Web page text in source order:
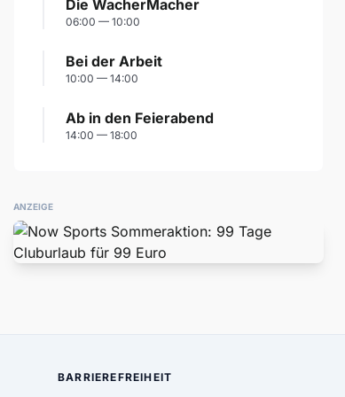
Die WacherMacher
06:00 — 10:00
Bei der Arbeit
10:00 — 14:00
Ab in den Feierabend
14:00 — 18:00
ANZEIGE
BARRIEREFREIHEIT